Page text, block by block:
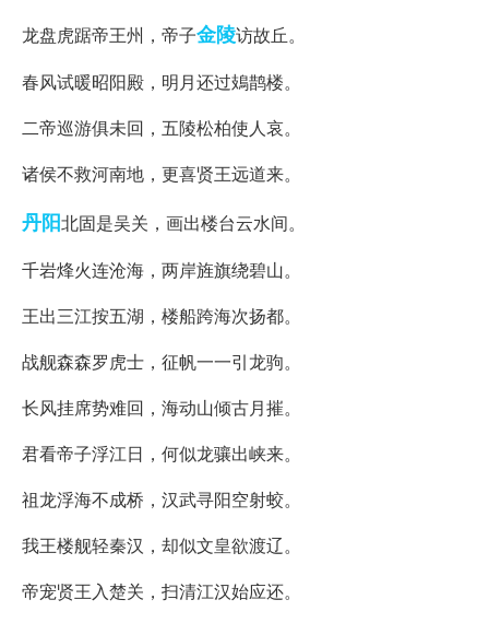
龙盘虎踞帝王州，帝子金陵访故丘。
春风试暖昭阳殿，明月还过鳷鹊楼。
二帝巡游俱未回，五陵松柏使人哀。
诸侯不救河南地，更喜贤王远道来。
丹阳北固是吴关，画出楼台云水间。
千岩烽火连沧海，两岸旌旗绕碧山。
王出三江按五湖，楼船跨海次扬都。
战舰森森罗虎士，征帆一一引龙驹。
长风挂席势难回，海动山倾古月摧。
君看帝子浮江日，何似龙骧出峡来。
祖龙浮海不成桥，汉武寻阳空射蛟。
我王楼舰轻秦汉，却似文皇欲渡辽。
帝宠贤王入楚关，扫清江汉始应还。